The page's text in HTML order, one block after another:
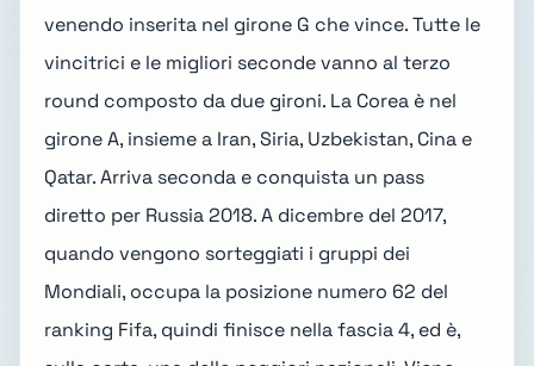
venendo inserita nel girone G che vince. Tutte le
vincitrici e le migliori seconde vanno al terzo
round composto da due gironi. La Corea è nel
girone A, insieme a Iran, Siria, Uzbekistan, Cina e
Qatar. Arriva seconda e conquista un pass
diretto per Russia 2018. A dicembre del 2017,
quando vengono sorteggiati i gruppi dei
Mondiali, occupa la posizione numero 62 del
ranking Fifa, quindi finisce nella fascia 4, ed è,